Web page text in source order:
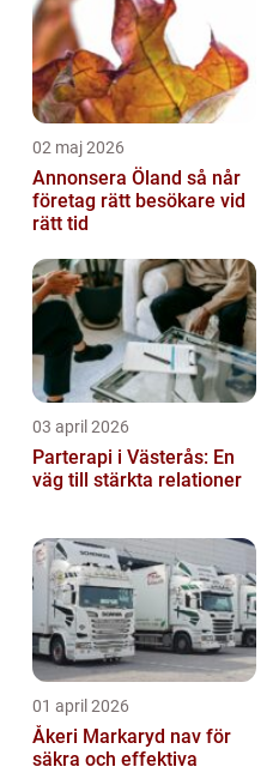
02 maj 2026
Annonsera Öland så når
företag rätt besökare vid
rätt tid
03 april 2026
Parterapi i Västerås: En
väg till stärkta relationer
01 april 2026
Åkeri Markaryd nav för
säkra och effektiva